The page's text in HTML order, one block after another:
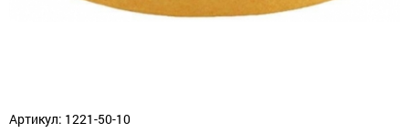
Артикул: 1221-50-10